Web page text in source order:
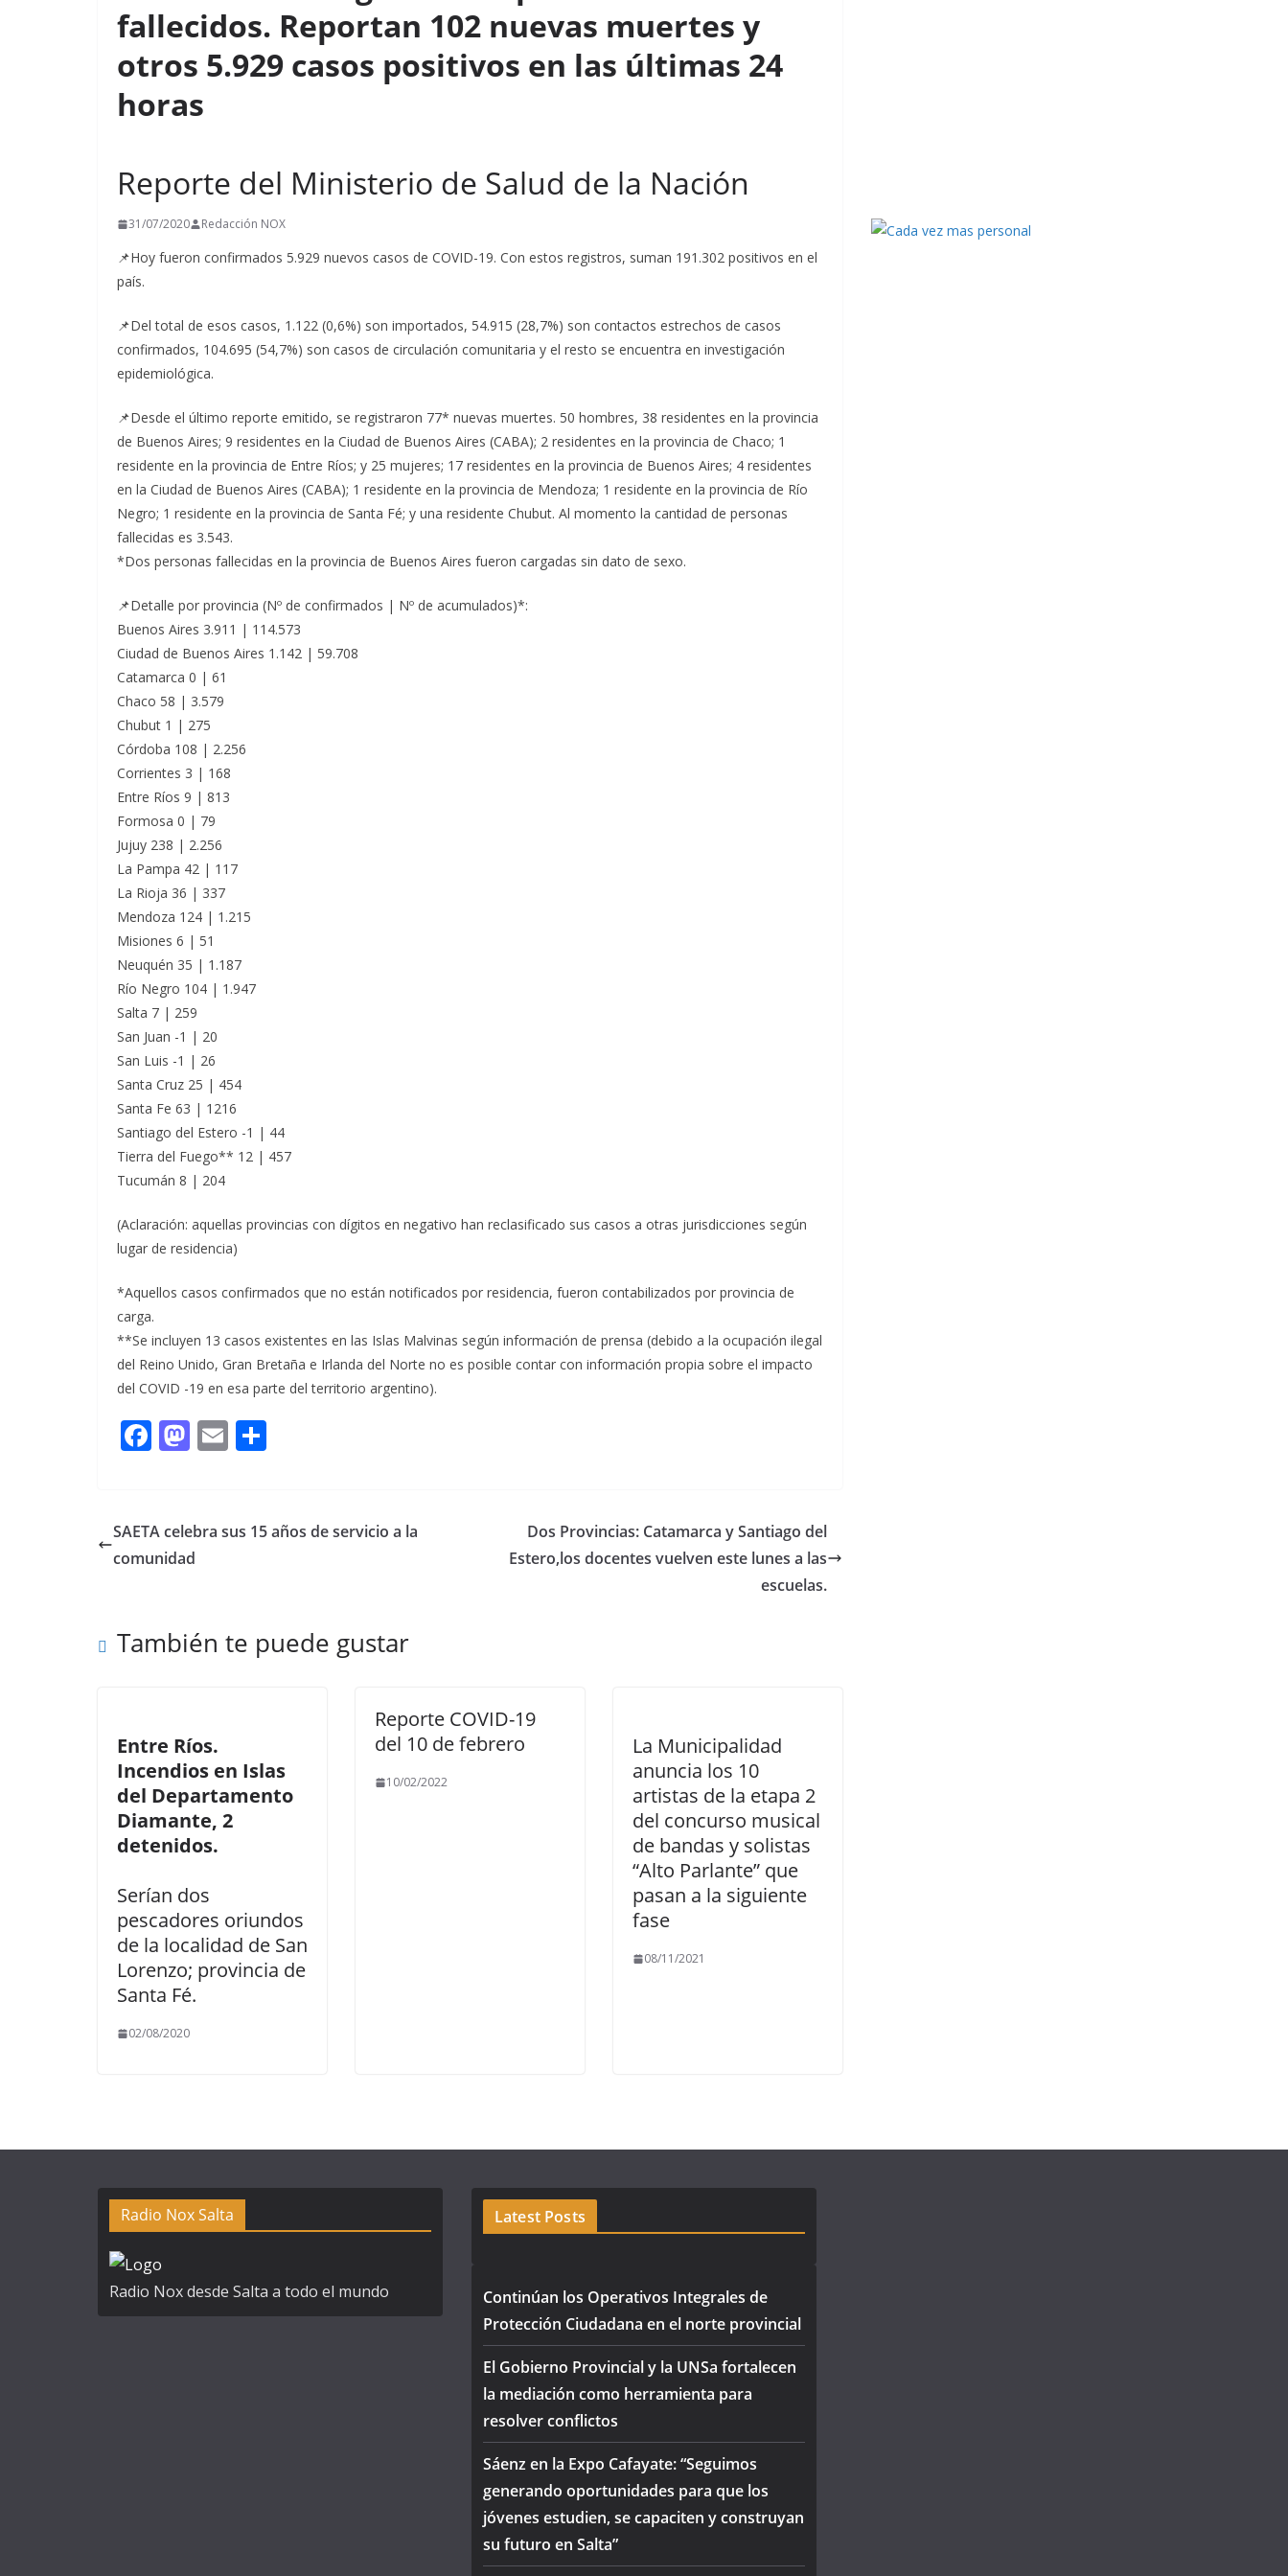
fallecidos. Reportan 102 nuevas muertes y
otros 5.929 casos positivos en las últimas 24
horas
Reporte del Ministerio de Salud de la Nación
31/07/2020 Redacción NOX
📌Hoy fueron confirmados 5.929 nuevos casos de COVID-19. Con estos registros, suman 191.302 positivos en el
país.
📌Del total de esos casos, 1.122 (0,6%) son importados, 54.915 (28,7%) son contactos estrechos de casos
confirmados, 104.695 (54,7%) son casos de circulación comunitaria y el resto se encuentra en investigación
epidemiológica.
📌Desde el último reporte emitido, se registraron 77* nuevas muertes. 50 hombres, 38 residentes en la provincia
de Buenos Aires; 9 residentes en la Ciudad de Buenos Aires (CABA); 2 residentes en la provincia de Chaco; 1
residente en la provincia de Entre Ríos; y 25 mujeres; 17 residentes en la provincia de Buenos Aires; 4 residentes
en la Ciudad de Buenos Aires (CABA); 1 residente en la provincia de Mendoza; 1 residente en la provincia de Río
Negro; 1 residente en la provincia de Santa Fé; y una residente Chubut. Al momento la cantidad de personas
fallecidas es 3.543.
*Dos personas fallecidas en la provincia de Buenos Aires fueron cargadas sin dato de sexo.
📌Detalle por provincia (Nº de confirmados | Nº de acumulados)*:
Buenos Aires 3.911 | 114.573
Ciudad de Buenos Aires 1.142 | 59.708
Catamarca 0 | 61
Chaco 58 | 3.579
Chubut 1 | 275
Córdoba 108 | 2.256
Corrientes 3 | 168
Entre Ríos 9 | 813
Formosa 0 | 79
Jujuy 238 | 2.256
La Pampa 42 | 117
La Rioja 36 | 337
Mendoza 124 | 1.215
Misiones 6 | 51
Neuquén 35 | 1.187
Río Negro 104 | 1.947
Salta 7 | 259
San Juan -1 | 20
San Luis -1 | 26
Santa Cruz 25 | 454
Santa Fe 63 | 1216
Santiago del Estero -1 | 44
Tierra del Fuego** 12 | 457
Tucumán 8 | 204
(Aclaración: aquellas provincias con dígitos en negativo han reclasificado sus casos a otras jurisdicciones según
lugar de residencia)
*Aquellos casos confirmados que no están notificados por residencia, fueron contabilizados por provincia de
carga.
**Se incluyen 13 casos existentes en las Islas Malvinas según información de prensa (debido a la ocupación ilegal
del Reino Unido, Gran Bretaña e Irlanda del Norte no es posible contar con información propia sobre el impacto
del COVID -19 en esa parte del territorio argentino).
F
b
o
M
d
o
E
l p
SAETA celebra sus 15 años de servicio a la
comunidad
Dos Provincias: Catamarca y Santiago del
Estero,los docentes vuelven este lunes a las
escuelas.
También te puede gustar
Entre Ríos.
Incendios en Islas
del Departamento
Diamante, 2
detenidos.
Serían dos
pescadores oriundos
de la localidad de San
Lorenzo; provincia de
Santa Fé.
02/08/2020
Reporte COVID-19
del 10 de febrero
10/02/2022
La Municipalidad
anuncia los 10
artistas de la etapa 2
del concurso musical
de bandas y solistas
“Alto Parlante” que
pasan a la siguiente
fase
08/11/2021
Radio Nox Salta
Radio Nox desde Salta a todo el mundo
Latest Posts
Continúan los Operativos Integrales de
Protección Ciudadana en el norte provincial
El Gobierno Provincial y la UNSa fortalecen
la mediación como herramienta para
resolver conflictos
Sáenz en la Expo Cafayate: “Seguimos
generando oportunidades para que los
jóvenes estudien, se capaciten y construyan
su futuro en Salta”